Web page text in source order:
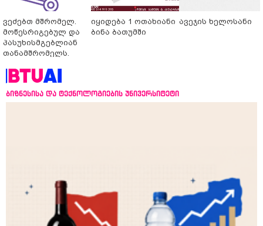
ვეძებთ მშრომელ.
მოწესრიგებულ და
პასუხისმგებლიან
თანამშრომელს.
იყიდება 1 ოთახიანი
ბინა ბათუმში
ავეჯის ხელოსანი
ბიზნესისა და ტექნოლოგიების უნივერსიტეტი